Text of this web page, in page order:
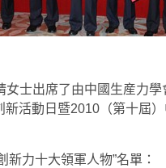
士出席了由中國生産力
活動日暨2010（第十屆
力十大領軍人物”名單：